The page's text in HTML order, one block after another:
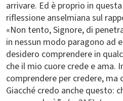
arrivare. Ed è proprio in
riflessione anselmiana sul
«Non tento, Signore, di
in nessun modo paragono ad
desidero comprendere in
che il mio cuore crede e ama.
comprendere per credere, ma
Giacché credo anche questo: